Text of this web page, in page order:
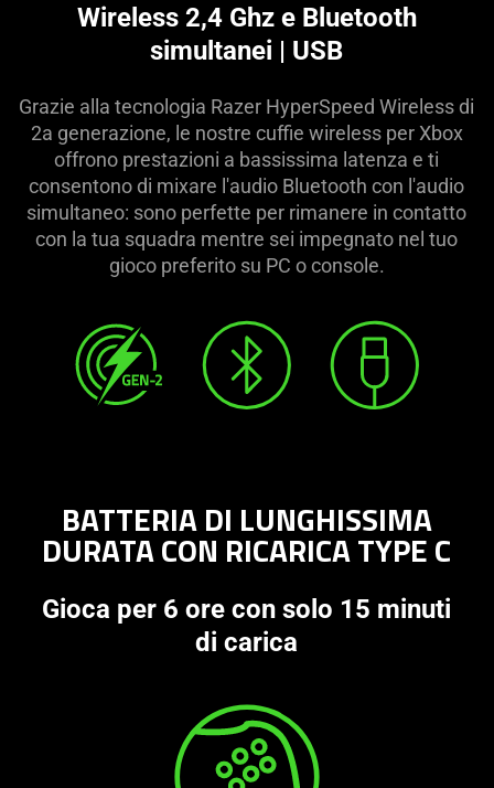
Wireless 2,4 Ghz e Bluetooth
simultanei | USB
Grazie alla tecnologia Razer HyperSpeed Wireless di
2a generazione, le nostre cuffie wireless per Xbox
offrono prestazioni a bassissima latenza e ti
consentono di mixare l'audio Bluetooth con l'audio
simultaneo: sono perfette per rimanere in contatto
con la tua squadra mentre sei impegnato nel tuo
gioco preferito su PC o console.
BATTERIA DI LUNGHISSIMA
DURATA CON RICARICA TYPE C
Gioca per 6 ore con solo 15 minuti
di carica